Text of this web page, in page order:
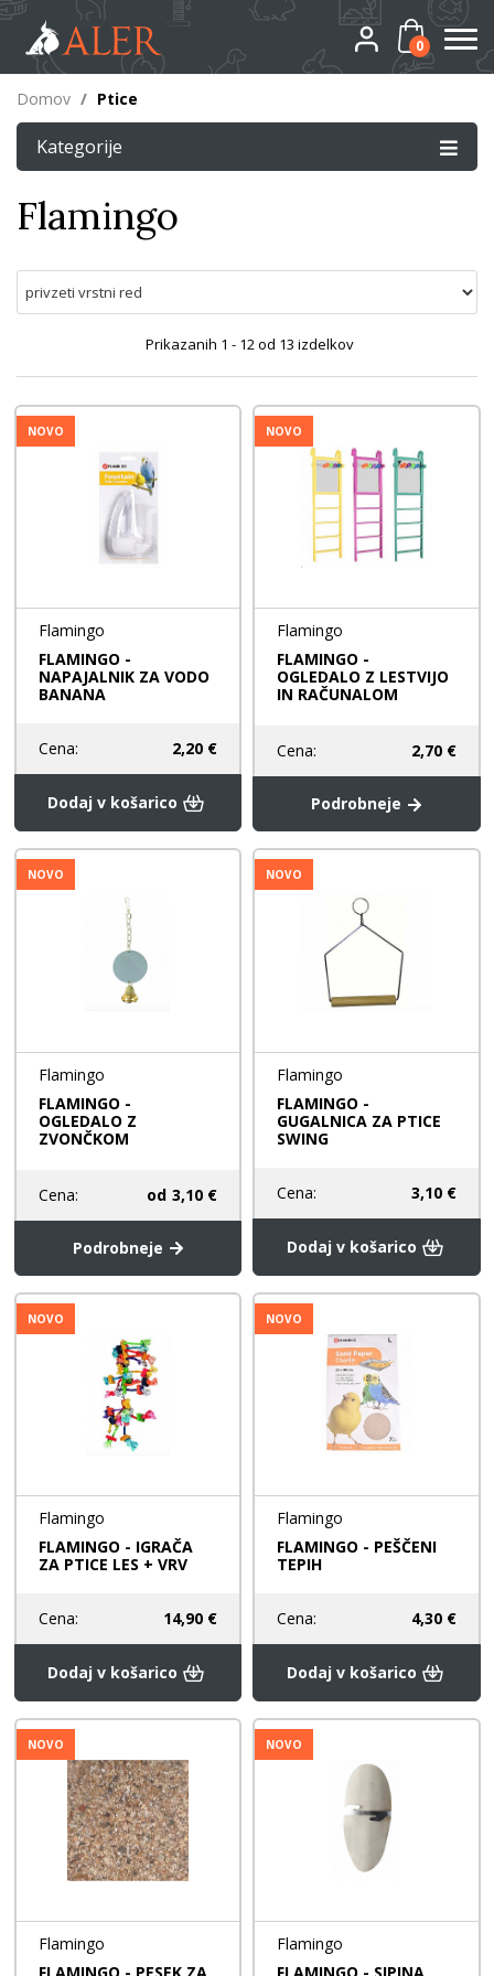
0
Domov / Ptice
Kategorije
Flamingo
Prikazanih 1 - 12od 13 izdelkov
NOVO
Flamingo
FLAMINGO -
NAPAJALNIK ZA VODO
BANANA
Cena: 2,20 €
Dodaj v košarico
NOVO
Flamingo
FLAMINGO -
OGLEDALO Z LESTVIJO
IN RAČUNALOM
Cena: 2,70 €
Podrobneje
NOVO
Flamingo
FLAMINGO -
OGLEDALO Z
ZVONČKOM
Cena: od 3,10 €
Podrobneje
NOVO
Flamingo
FLAMINGO -
GUGALNICA ZA PTICE
SWING
Cena: 3,10 €
Dodaj v košarico
NOVO
Flamingo
FLAMINGO - IGRAČA
ZA PTICE LES + VRV
Cena: 14,90 €
Dodaj v košarico
NOVO
Flamingo
FLAMINGO - PEŠČENI
TEPIH
Cena: 4,30 €
Dodaj v košarico
NOVO
Flamingo
NOVO
Flamingo